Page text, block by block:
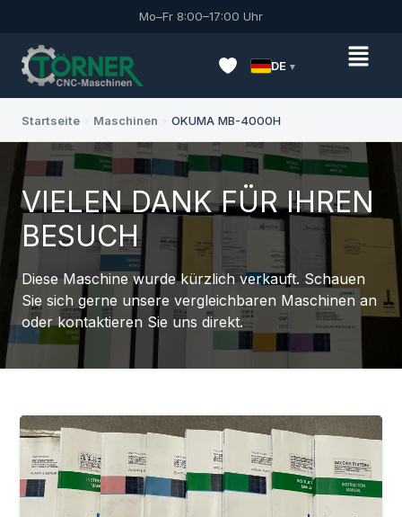
Mo–Fr 8:00–17:00 Uhr
DE
Startseite Maschinen OKUMA MB-4000H
VIELEN DANK FÜR IHREN
BESUCH
Diese Maschine wurde kürzlich verkauft. Schauen
Sie sich gerne unsere vergleichbaren Maschinen an
oder kontaktieren Sie uns direkt.